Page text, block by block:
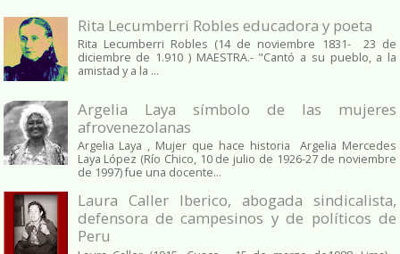
Rita Lecumberri Robles educadora y poeta
Rita Lecumberri Robles (14 de noviembre 1831- 23 de
diciembre de 1.910 ) MAESTRA.- "Cantó a su pueblo, a la
amistad y a la ...
Argelia Laya símbolo de las mujeres
afrovenezolanas
Argelia Laya , Mujer que hace historia Argelia Mercedes
Laya López (Río Chico, 10 de julio de 1926-27 de noviembre
de 1997) fue una docente...
Laura Caller Iberico, abogada sindicalista,
defensora de campesinos y de políticos de
Peru